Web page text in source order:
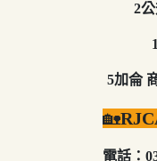
2
5加侖
🏡
電話：